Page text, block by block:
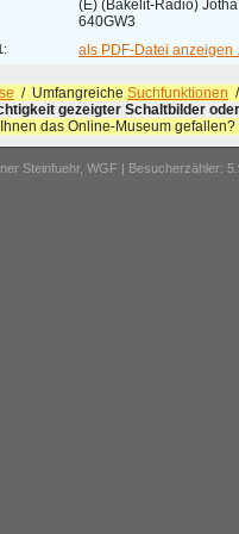
(E) (Bakelit-Radio)
640GW3
als PDF-Datei anzeigen
/ Umfangreiche Suchfunktionen
gezeigter Schaltbilder
das Online-Museum
Steinfuehr, WGF | Besucherzähler: